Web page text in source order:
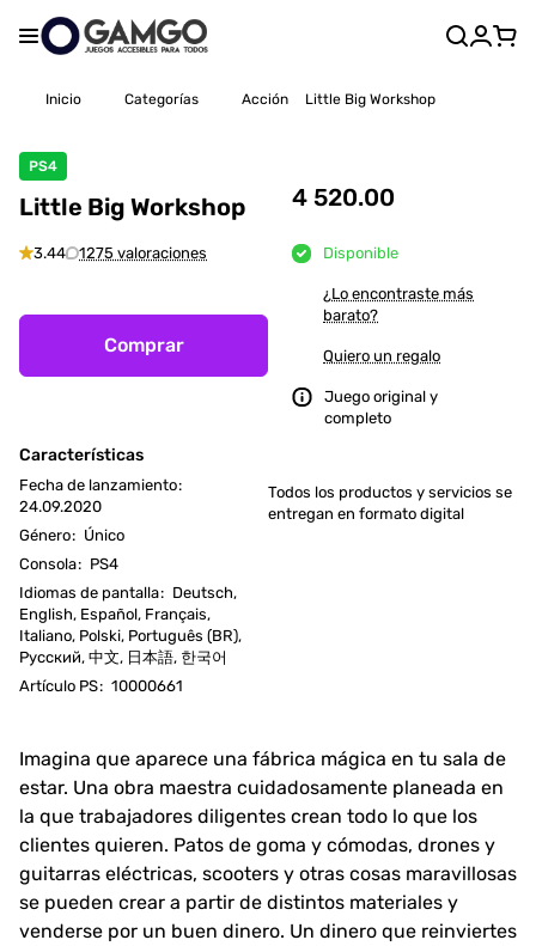
Inicio Categorías Acción Little Big Workshop
PS4
Little Big Workshop
3.44 1275 valoraciones
Comprar
Características
Fecha de lanzamiento:
24.09.2020
Género: Único
Consola: PS4
Idiomas de pantalla: Deutsch,
English, Español, Français,
Italiano, Polski, Português (BR),
Русский, 中文, 日本語, 한국어
Artículo PS: 10000661
4 520.00
Disponible
¿Lo encontraste más
barato?
Quiero un regalo
Juego original y
completo
Todos los productos y servicios se
entregan en formato digital
Imagina que aparece una fábrica mágica en tu sala de
estar. Una obra maestra cuidadosamente planeada en
la que trabajadores diligentes crean todo lo que los
clientes quieren. Patos de goma y cómodas, drones y
guitarras eléctricas, scooters y otras cosas maravillosas
se pueden crear a partir de distintos materiales y
venderse por un buen dinero. Un dinero que reinviertes